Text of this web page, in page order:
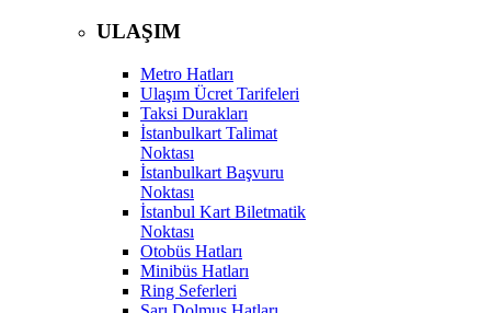
ULAŞIM
Metro Hatları
Ulaşım Ücret Tarifeleri
Taksi Durakları
İstanbulkart Talimat
Noktası
İstanbulkart Başvuru
Noktası
İstanbul Kart Biletmatik
Noktası
Otobüs Hatları
Minibüs Hatları
Ring Seferleri